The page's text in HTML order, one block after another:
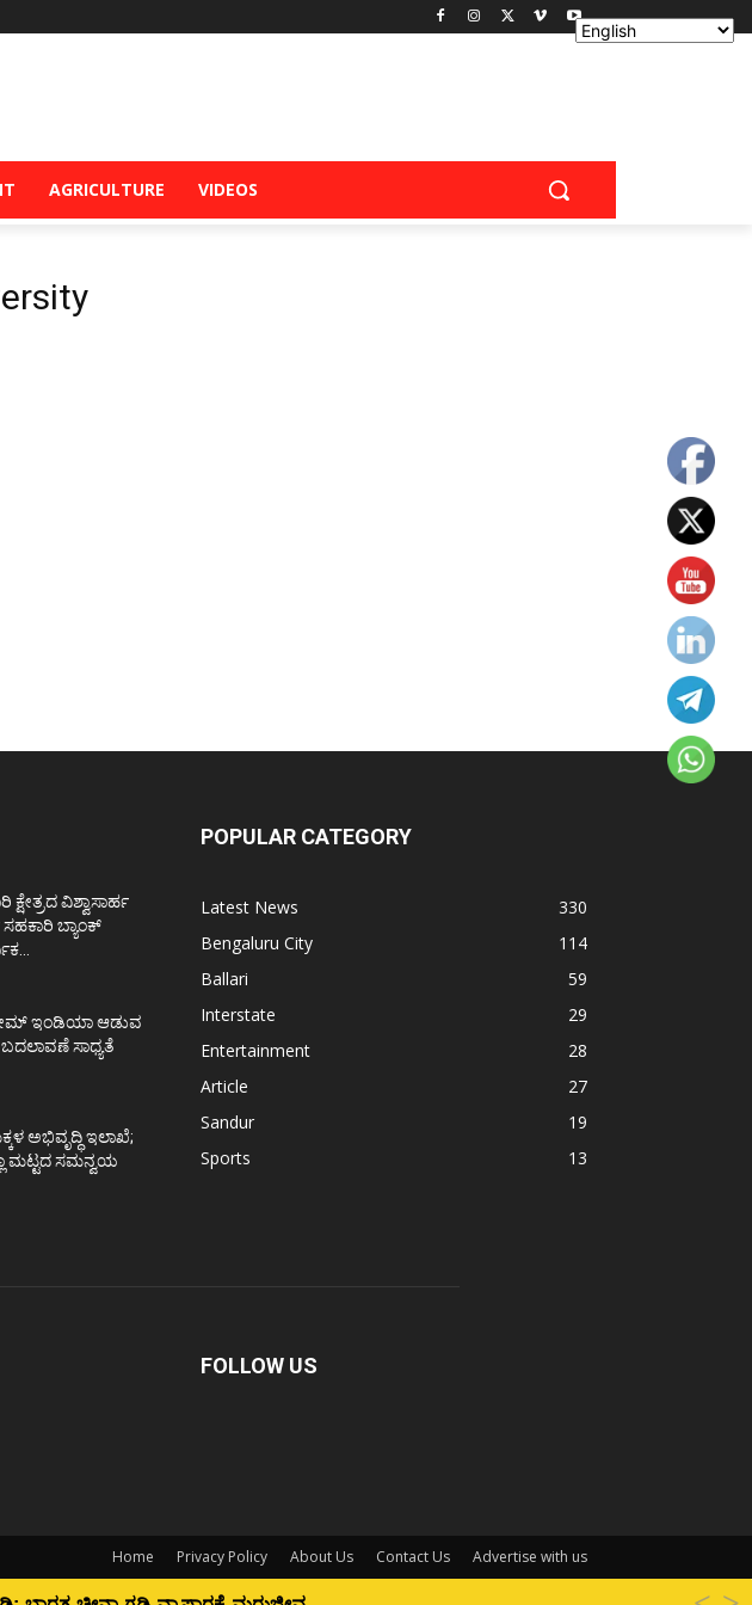
AGRICULTURE VIDEOS
ವಿಶ್ವಾಸಾರ್ಹ
ಬ್ಯಾಂಕ್
ಟೀಮ್ ಇಂಡಿಯಾ ಆಡುವ
ಸಾಧ್ಯತೆ
ಅಭಿವೃದ್ಧಿ ಇಲಾಖೆ;
ಮಟ್ಟದ ಸಮನ್ವಯ
POPULAR CATEGORY
Latest News
330
Bengaluru City
114
Ballari
59
Interstate
29
Entertainment
28
Article
27
Sandur
19
Sports
13
FOLLOW US
Home Privacy Policy About Us Contact Us Advertise with us